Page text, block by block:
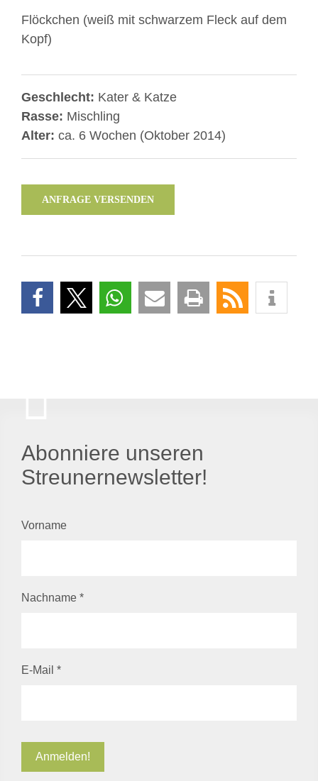
Flöckchen (weiß mit schwarzem Fleck auf dem
Kopf)
Geschlecht: Kater & Katze
Rasse: Mischling
Alter: ca. 6 Wochen (Oktober 2014)
ANFRAGE VERSENDEN
Abonniere unseren
Streunernewsletter!
Vorname
Nachname *
E-Mail *